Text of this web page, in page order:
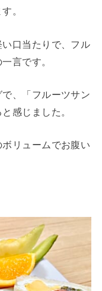
。
口当たりで、フル
言です。
、「フルーツサン
感じました。
リュームでお腹い